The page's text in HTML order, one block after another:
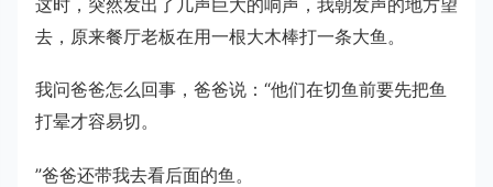
这时，突然发出了几声巨大的响声，我朝发声的地方望
去，原来餐厅老板在用一根大木棒打一条大鱼。
我问爸爸怎么回事，爸爸说：“他们在切鱼前要先把鱼
打晕才容易切。
”爸爸还带我去看后面的鱼。